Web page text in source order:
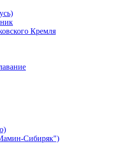
Кремля
Сибиряк")